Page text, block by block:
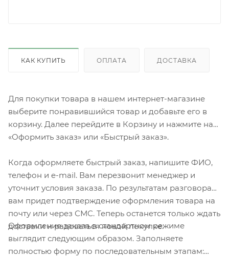
КАК КУПИТЬ ОПЛАТА ДОСТАВКА
Для покупки товара в нашем интернет-магазине
выберите понравившийся товар и добавьте его в
корзину. Далее перейдите в Корзину и нажмите на
«Оформить заказ» или «Быстрый заказ».
Когда оформляете быстрый заказ, напишите ФИО,
телефон и e-mail. Вам перезвонит менеджер и
уточнит условия заказа. По результатам разговора
вам придет подтверждение оформления товара на
почту или через СМС. Теперь останется только ждать
доставки и радоваться новой покупке.
Оформление заказа в стандартном режиме
выглядит следующим образом. Заполняете
полностью форму по последовательным этапам: